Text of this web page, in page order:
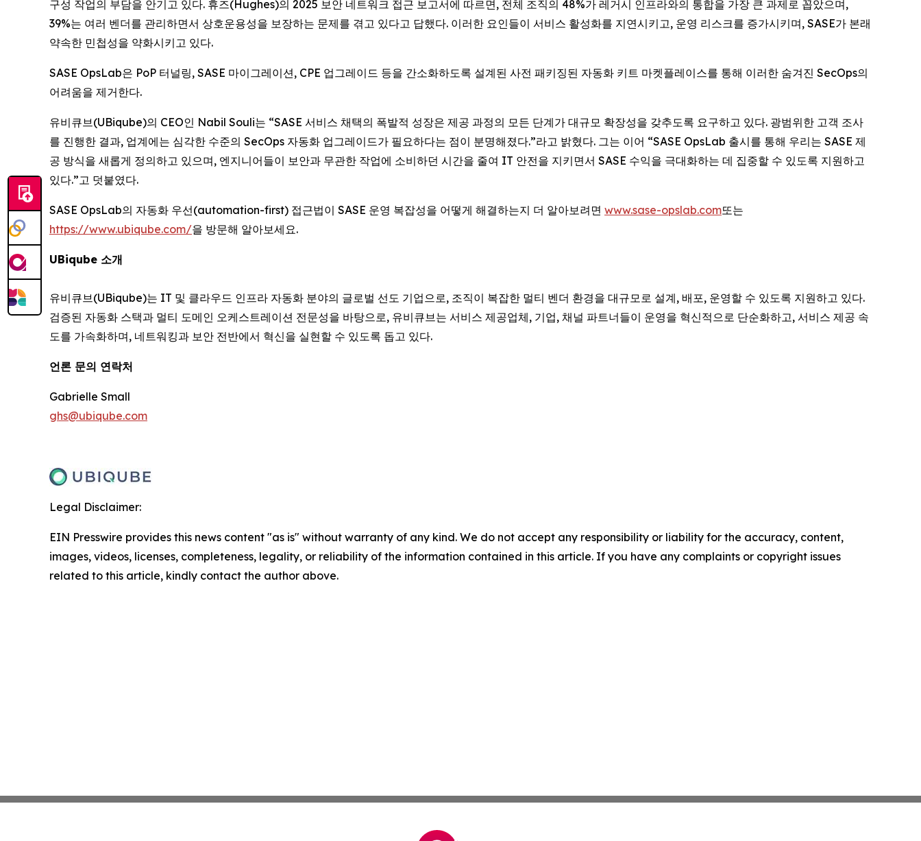
구성 작업의 부담을 안기고 있다. 휴즈(Hughes)의 2025 보안 네트워크 접근 보고서에 따르면, 전체 조직의 48%가 레거시 인프라와의 통합을 가장 큰 과제로 꼽았으며,
39%는 여러 벤더를 관리하면서 상호운용성을 보장하는 문제를 겪고 있다고 답했다. 이러한 요인들이 서비스 활성화를 지연시키고, 운영 리스크를 증가시키며, SASE가 본래
약속한 민첩성을 약화시키고 있다.
SASE OpsLab은 PoP 터널링, SASE 마이그레이션, CPE 업그레이드 등을 간소화하도록 설계된 사전 패키징된 자동화 키트 마켓플레이스를 통해 이러한 숨겨진 SecOps의
어려움을 제거한다.
유비큐브(UBiqube)의 CEO인 Nabil Souli는 “SASE 서비스 채택의 폭발적 성장은 제공 과정의 모든 단계가 대규모 확장성을 갖추도록 요구하고 있다. 광범위한 고객 조사
를 진행한 결과, 업계에는 심각한 수준의 SecOps 자동화 업그레이드가 필요하다는 점이 분명해졌다.”라고 밝혔다. 그는 이어 “SASE OpsLab 출시를 통해 우리는 SASE 제
공 방식을 새롭게 정의하고 있으며, 엔지니어들이 보안과 무관한 작업에 소비하던 시간을 줄여 IT 안전을 지키면서 SASE 수익을 극대화하는 데 집중할 수 있도록 지원하고
있다.”고 덧붙였다.
SASE OpsLab의 자동화 우선(automation-first) 접근법이 SASE 운영 복잡성을 어떻게 해결하는지 더 알아보려면 www.sase-opslab.com또는
https://www.ubiqube.com/을 방문해 알아보세요.
UBiqube 소개
유비큐브(UBiqube)는 IT 및 클라우드 인프라 자동화 분야의 글로벌 선도 기업으로, 조직이 복잡한 멀티 벤더 환경을 대규모로 설계, 배포, 운영할 수 있도록 지원하고 있다.
검증된 자동화 스택과 멀티 도메인 오케스트레이션 전문성을 바탕으로, 유비큐브는 서비스 제공업체, 기업, 채널 파트너들이 운영을 혁신적으로 단순화하고, 서비스 제공 속
도를 가속화하며, 네트워킹과 보안 전반에서 혁신을 실현할 수 있도록 돕고 있다.
언론 문의 연락처
Gabrielle Small
ghs@ubiqube.com
Legal Disclaimer:
EIN Presswire provides this news content "as is" without warranty of any kind. We do not accept any responsibility or liability for the accuracy, content,
images, videos, licenses, completeness, legality, or reliability of the information contained in this article. If you have any complaints or copyright issues
related to this article, kindly contact the author above.